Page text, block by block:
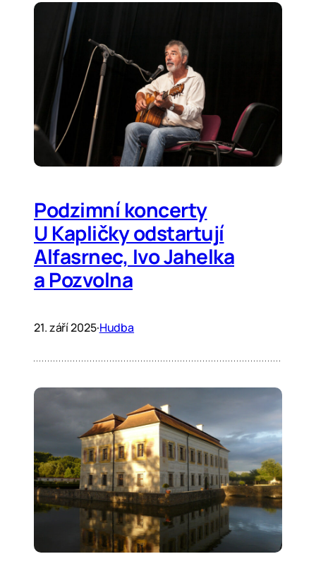
Podzimní koncerty
U Kapličky odstartují
Alfasrnec, Ivo Jahelka
a Pozvolna
21. září 2025·Hudba